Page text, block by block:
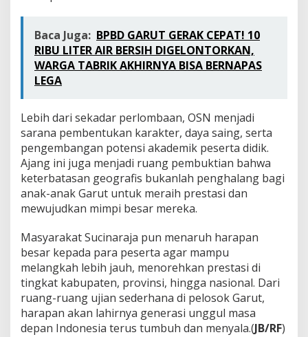
Baca Juga: BPBD GARUT GERAK CEPAT! 10
RIBU LITER AIR BERSIH DIGELONTORKAN,
WARGA TABRIK AKHIRNYA BISA BERNAPAS
LEGA
Lebih dari sekadar perlombaan, OSN menjadi
sarana pembentukan karakter, daya saing, serta
pengembangan potensi akademik peserta didik.
Ajang ini juga menjadi ruang pembuktian bahwa
keterbatasan geografis bukanlah penghalang bagi
anak-anak Garut untuk meraih prestasi dan
mewujudkan mimpi besar mereka.
Masyarakat Sucinaraja pun menaruh harapan
besar kepada para peserta agar mampu
melangkah lebih jauh, menorehkan prestasi di
tingkat kabupaten, provinsi, hingga nasional. Dari
ruang-ruang ujian sederhana di pelosok Garut,
harapan akan lahirnya generasi unggul masa
depan Indonesia terus tumbuh dan menyala.(JB/RF)